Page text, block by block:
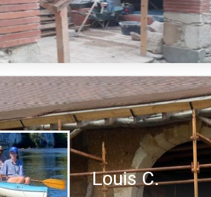
Louis C.